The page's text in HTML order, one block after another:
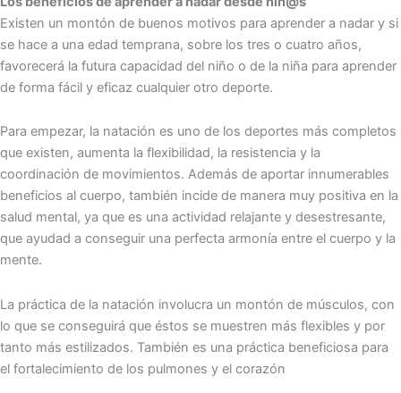
Existen un montón de buenos motivos para aprender a nadar y si
se hace a una edad temprana, sobre los tres o cuatro años,
favorecerá la futura capacidad del niño o de la niña para aprender
de forma fácil y eficaz cualquier otro deporte.
Para empezar, la natación es uno de los deportes más completos
que existen, aumenta la flexibilidad, la resistencia y la
coordinación de movimientos. Además de aportar innumerables
beneficios al cuerpo, también incide de manera muy positiva en la
salud mental, ya que es una actividad relajante y desestresante,
que ayudad a conseguir una perfecta armonía entre el cuerpo y la
mente.
La práctica de la natación involucra un montón de músculos, con
lo que se conseguirá que éstos se muestren más flexibles y por
tanto más estilizados. También es una práctica beneficiosa para
el fortalecimiento de los pulmones y el corazón